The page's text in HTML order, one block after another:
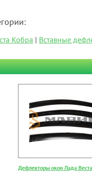
Кобра | Вставные
Дефлекторы окон Лада